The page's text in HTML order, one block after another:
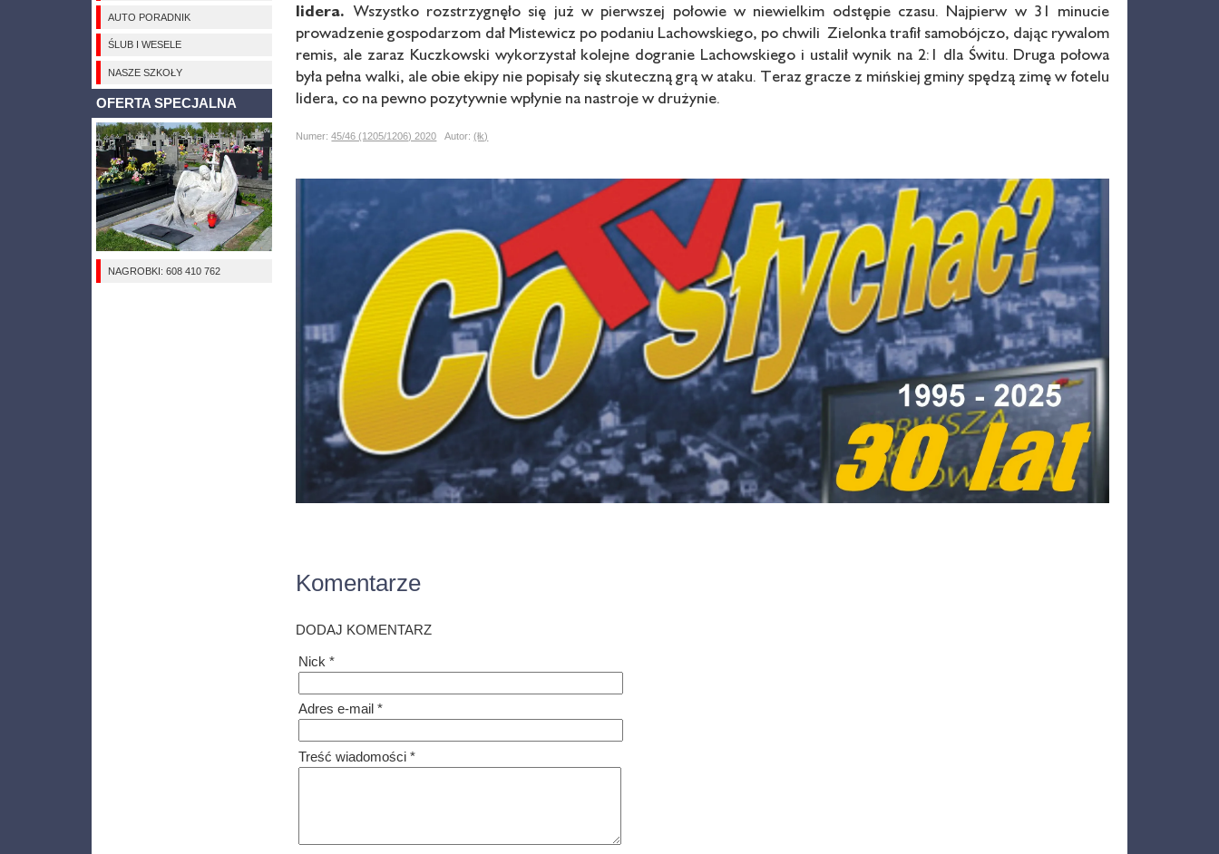
AUTO PORADNIK
ŚLUB I WESELE
NASZE SZKOŁY
OFERTA SPECJALNA
NAGROBKI: 608 410 762
lidera.Wszystko rozstrzygnęło się już w pierwszej połowie w niewielkim odstępie czasu. Najpierw w 31 minucie
prowadzenie gospodarzom dał Mistewicz po podaniu Lachowskiego, po chwili Zielonka trafił samobójczo, dając rywalom
remis, ale zaraz Kuczkowski wykorzystał kolejne dogranie Lachowskiego i ustalił wynik na 2:1 dla Świtu. Druga połowa
była pełna walki, ale obie ekipy nie popisały się skuteczną grą w ataku. Teraz gracze z mińskiej gminy spędzą zimę w fotelu
lidera, co na pewno pozytywnie wpłynie na nastroje w drużynie.
Numer:45/46 (1205/1206) 2020 Autor:(łk)
Komentarze
DODAJ KOMENTARZ
Nick *
Adres e-mail *
Treść wiadomości *